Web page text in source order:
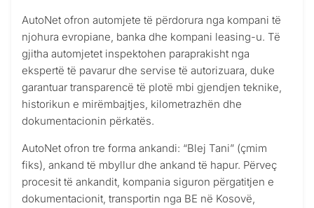
AutoNet ofron automjete të përdorura nga kompani të
njohura evropiane, banka dhe kompani leasing-u. Të
gjitha automjetet inspektohen paraprakisht nga
ekspertë të pavarur dhe servise të autorizuara, duke
garantuar transparencë të plotë mbi gjendjen teknike,
historikun e mirëmbajtjes, kilometrazhën dhe
dokumentacionin përkatës.
AutoNet ofron tre forma ankandi: “Blej Tani” (çmim
fiks), ankand të mbyllur dhe ankand të hapur. Përveç
procesit të ankandit, kompania siguron përgatitjen e
dokumentacionit, transportin nga BE në Kosovë,